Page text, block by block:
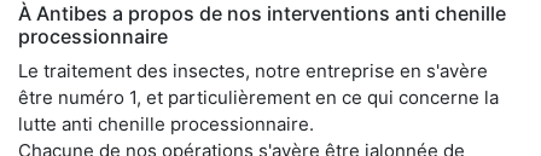
À Antibes a propos de nos interventions anti chenille
processionnaire
Le traitement des insectes, notre entreprise en s'avère
être numéro 1, et particulièrement en ce qui concerne la
lutte anti chenille processionnaire.
Chacune de nos opérations s'avère être jalonnée de